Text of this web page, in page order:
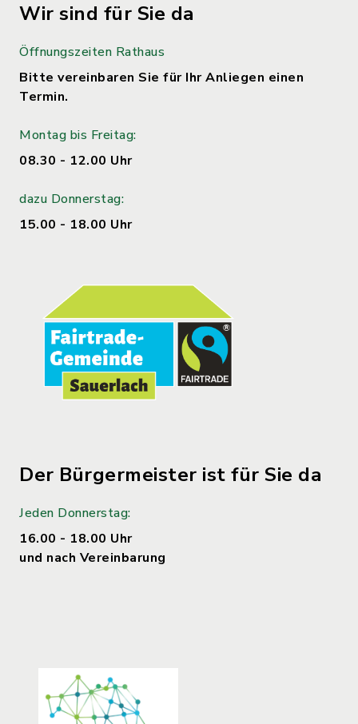
Wir sind für Sie da
Öffnungszeiten Rathaus
Bitte vereinbaren Sie für Ihr Anliegen einen
Termin.
Montag bis Freitag:
08.30 - 12.00 Uhr
dazu Donnerstag:
15.00 - 18.00 Uhr
Der Bürgermeister ist für Sie da
Jeden Donnerstag:
16.00 - 18.00 Uhr
und nach Vereinbarung